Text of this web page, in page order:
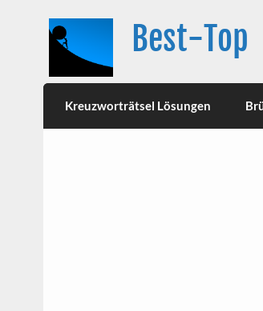
Best-Top
Kreuzworträtsel Lösungen